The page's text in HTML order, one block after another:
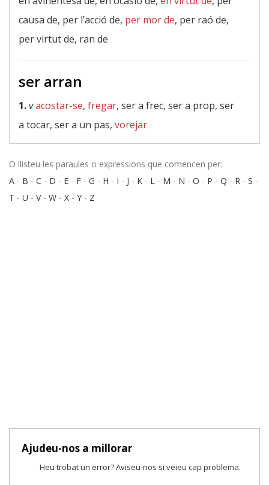
causa de, per l’acció de, per mor de, per raó de,
per virtut de, ran de
ser arran
1.vacostar-se, fregar, ser a frec, ser a prop, ser
a tocar, ser a un pas, vorejar
O llisteu les paraules o expressions que comencen per:
A - B - C - D - E - F - G - H - I - J - K - L - M - N - O - P - Q - R - S -
T - U - V- W - X - Y - Z
Ajudeu-nos a millorar
Heu trobat un error? Aviseu-nos si veieu cap problema.